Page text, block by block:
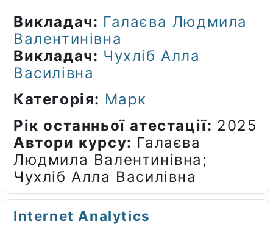
Викладач: Галаєва Людмила
Валентинівна
Викладач: Чухліб Алла
Василівна
Категорія: Марк
Рік останньої атестації: 2025
Автори курсу: Галаєва
Людмила Валентинівна;
Чухліб Алла Василівна
Internet Analytics